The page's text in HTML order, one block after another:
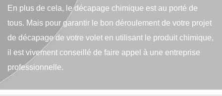
En plus de cela, le décapage chimique est au porté de
tous. Mais pour garantir le bon déroulement de votre projet
de décapage de votre volet en utilisant le produit chimique,
il est vivement conseillé de faire appel à une entreprise
professionnelle.